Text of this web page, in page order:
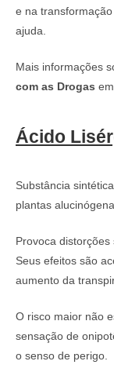
e na
ajuda.
Mais informações
com as Drogas
Ácido
Substância
plantas
Provoca
Seus efeitos são
aumento da
O risco maior não
sensação de
o senso de perigo.